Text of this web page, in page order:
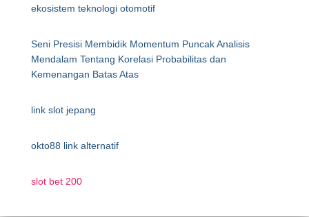
ekosistem teknologi otomotif
Seni Presisi Membidik Momentum Puncak Analisis
Mendalam Tentang Korelasi Probabilitas dan
Kemenangan Batas Atas
link slot jepang
okto88 link alternatif
slot bet 200